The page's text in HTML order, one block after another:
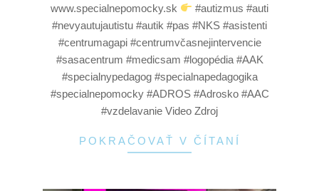
www.specialnepomocky.sk
#autizmus #auti
#nevyautujautistu #autik #pas #NKS #asistenti
#centrumagapi #centrumvčasnejintervencie
#sasacentrum #medicsam #logopédia #AAK
#specialnypedagog #specialnapedagogika
#specialnepomocky #ADROS #Adrosko #AAC
#vzdelavanie Video Zdroj
POKRAČOVAŤ V ČÍTANÍ